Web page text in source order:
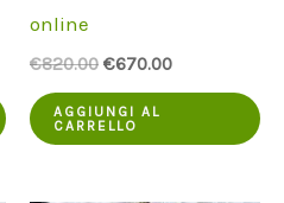
online
€820.00 Il
originale
era:
€670.00Il
AGGIUNGI AL
CARRELLO